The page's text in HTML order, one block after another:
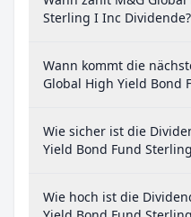
Sterling I Inc Dividende?
Wann kommt die
Global High Yield Bond
Wie sicher ist die
Yield Bond Fund
Wie hoch ist die